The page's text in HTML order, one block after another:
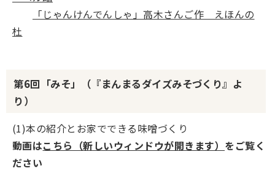
「じゃんけんでんしゃ」高木さんご作 えほんの
杜
第6回「みそ」（『まんまるダイズみそづくり』よ
り）
(1)本の紹介とお家でできる味噌づくり
動画はこちら（新しいウィンドウが開きます） をご覧く
ださい